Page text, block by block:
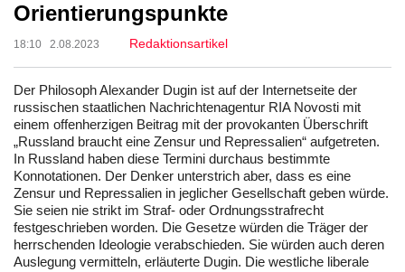
Orientierungspunkte
18:10 2.08.2023 Redaktionsartikel
Der Philosoph Alexander Dugin ist auf der Internetseite der
russischen staatlichen Nachrichtenagentur RIA Novosti mit
einem offenherzigen Beitrag mit der provokanten Überschrift
„Russland braucht eine Zensur und Repressalien“ aufgetreten.
In Russland haben diese Termini durchaus bestimmte
Konnotationen. Der Denker unterstrich aber, dass es eine
Zensur und Repressalien in jeglicher Gesellschaft geben würde.
Sie seien nie strikt im Straf- oder Ordnungsstrafrecht
festgeschrieben worden. Die Gesetze würden die Träger der
herrschenden Ideologie verabschieden. Sie würden auch deren
Auslegung vermitteln, erläuterte Dugin. Die westliche liberale